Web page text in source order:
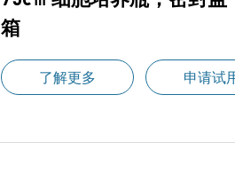
箱
了解更多 申请试